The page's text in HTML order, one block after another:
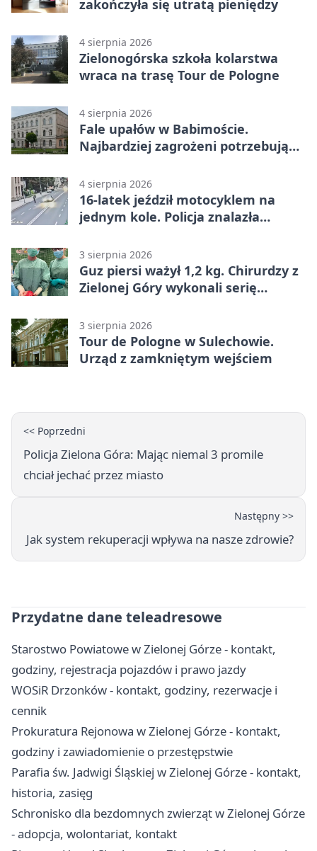
zakończyła się utratą pieniędzy
4 sierpnia 2026
Zielonogórska szkoła kolarstwa
wraca na trasę Tour de Pologne
4 sierpnia 2026
Fale upałów w Babimoście.
Najbardziej zagrożeni potrzebują
4 sierpnia 2026
16-latek jeździł motocyklem na
jednym kole. Policja znalazła
3 sierpnia 2026
Guz piersi ważył 1,2 kg. Chirurdzy z
Zielonej Góry wykonali serię
3 sierpnia 2026
Tour de Pologne w Sulechowie.
Urząd z zamkniętym wejściem
<< Poprzedni
Policja Zielona Góra: Mając niemal 3 promile
chciał jechać przez miasto
Następny >>
Jak system rekuperacji wpływa na nasze zdrowie?
Przydatne dane teleadresowe
Starostwo Powiatowe w Zielonej Górze - kontakt,
godziny, rejestracja pojazdów i prawo jazdy
WOSiR Drzonków - kontakt, godziny, rezerwacje i
cennik
Prokuratura Rejonowa w Zielonej Górze - kontakt,
godziny i zawiadomienie o przestępstwie
Parafia św. Jadwigi Śląskiej w Zielonej Górze - kontakt,
historia, zasięg
Schronisko dla bezdomnych zwierząt w Zielonej Górze
- adopcja, wolontariat, kontakt